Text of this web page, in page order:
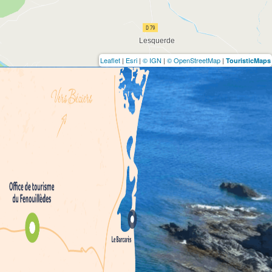
Leaflet | Esri | © IGN | © OpenStreetMap | TouristicMaps